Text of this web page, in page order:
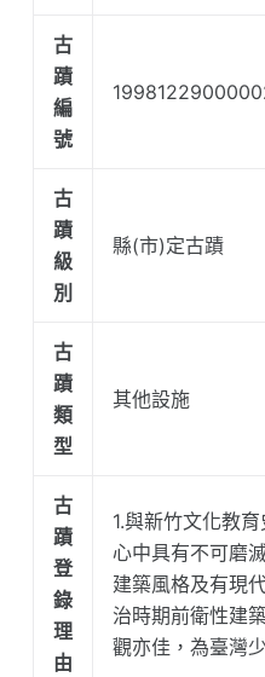
古
蹟
編
號
古
蹟
級
別
縣(市)定古蹟
古
蹟
類
型
其他設施
古
蹟
登
錄
理
由
1.與新竹文化教
心中具有不可磨
建築風格及有現
治時期前衛性建
觀亦佳，為臺灣